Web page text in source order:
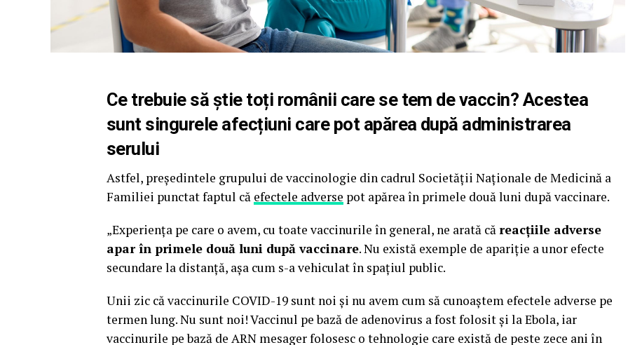
Ce trebuie să știe toți românii care se tem de vaccin? Acestea
sunt singurele afecțiuni care pot apărea după administrarea
serului
Astfel, președintele grupului de vaccinologie din cadrul Societății Naționale de Medicină a
Familiei punctat faptul că efectele adverse pot apărea în primele două luni după vaccinare.
„Experiența pe care o avem, cu toate vaccinurile în general, ne arată căreacțiile adverse
apar în primele două luni după vaccinare. Nu există exemple de apariție a unor efecte
secundare la distanță, așa cum s-a vehiculat în spațiul public.
Unii zic că vaccinurile COVID-19 sunt noi și nu avem cum să cunoaștem efectele adverse pe
termen lung. Nu sunt noi! Vaccinul pe bază de adenovirus a fost folosit și la Ebola, iar
vaccinurile pe bază de ARN mesager folosesc o tehnologie care există de peste zece ani în